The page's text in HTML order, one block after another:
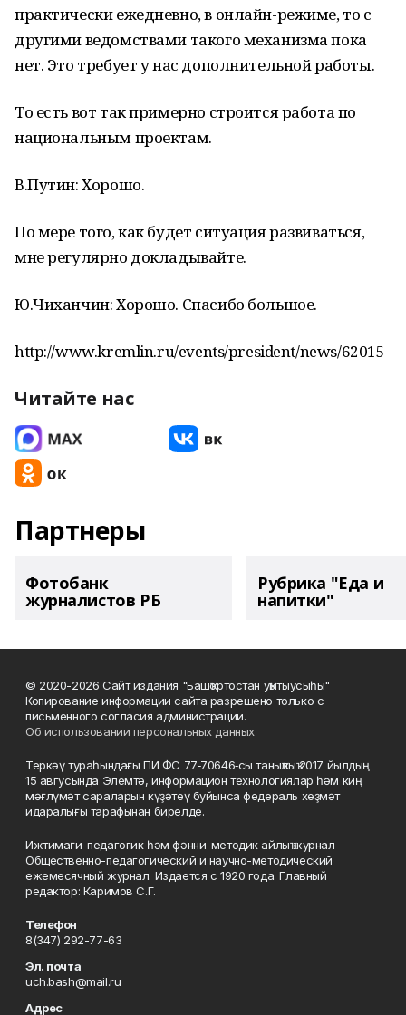
практически ежедневно, в онлайн-режиме, то с
другими ведомствами такого механизма пока
нет. Это требует у нас дополнительной работы.
То есть вот так примерно строится работа по
национальным проектам.
В.Путин: Хорошо.
По мере того, как будет ситуация развиваться,
мне регулярно докладывайте.
Ю.Чиханчин: Хорошо. Спасибо большое.
http://www.kremlin.ru/events/president/news/62015
Читайте нас
Партнеры
Фотобанк
журналистов РБ
Рубрика "Еда и
напитки"
© 2020-2026 Сайт издания "Башҡортостан уҡытыусыһы"
Копирование информации сайта разрешено только с
письменного согласия администрации.
Об использовании персональных данных
Теркәү тураһындағы ПИ ФС 77‑70646‑сы таныҡлыҡ 2017 йылдың
15 авгусында Элемтә, информацион технологиялар һәм киң
мәғлүмәт сараларын күҙәтеү буйынса федераль хеҙмәт
идаралығы тарафынан бирелде.
Ижтимағи-педагогик һәм фәнни-методик айлыҡ журнал
Общественно-педагогический и научно-методический
ежемесячный журнал. Издается с 1920 года. Главный
редактор: Каримов С.Г.
Телефон
8(347) 292-77-63
Эл. почта
uch.bash@mail.ru
Адрес